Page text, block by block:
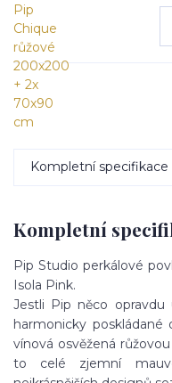
Kompletní specifikace
Kompletní
Pip Studio perkálové
Isola Pink.
Jestli Pip něco
harmonicky
vínová osvěžená
to celé zjemní